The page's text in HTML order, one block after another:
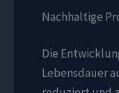
Nachhaltige
Die
Lebensdauer